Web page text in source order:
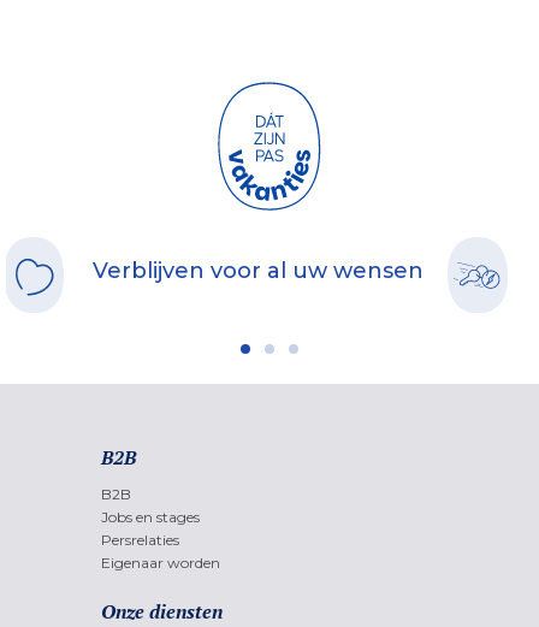
Verblijven voor al uw wensen
B2B
B2B
Jobs en stages
Persrelaties
Eigenaar worden
Onze diensten